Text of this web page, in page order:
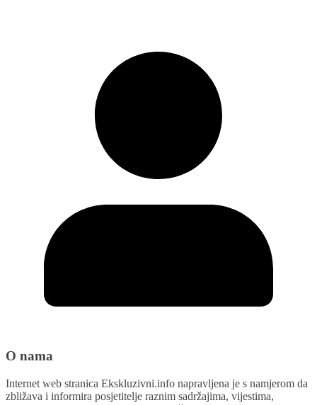
O nama
Internet web stranica Ekskluzivni.info napravljena je s namjerom da
zbližava i informira posjetitelje raznim sadržajima, vijestima,